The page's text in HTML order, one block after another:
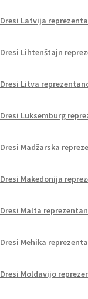
Dresi Latvija
Dresi Lihtenštajn
Dresi Litva
Dresi Luksemburg
Dresi Madžarska
Dresi Makedonija
Dresi Malta
Dresi Mehika
Dresi Moldavijo